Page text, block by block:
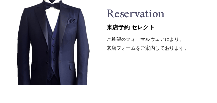
来店予約 セレクト
ご希望のフォーマルウェアにより、
来店フォームをご案内しております。